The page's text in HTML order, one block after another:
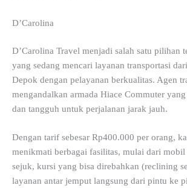
D’Carolina
D’Carolina Travel menjadi salah satu pilihan
yang sedang mencari layanan transportasi
Depok dengan pelayanan berkualitas. Agen
mengandalkan armada Hiace Commuter
dan tangguh untuk perjalanan jarak jauh.
Dengan tarif sebesar Rp400.000 per orang,
menikmati berbagai fasilitas, mulai dari
sejuk, kursi yang bisa direbahkan (reclining
layanan antar jemput langsung dari pintu ke